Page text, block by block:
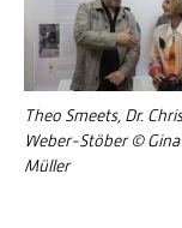
Theo Smeets, Dr.
Weber-Stöber ©
Müller